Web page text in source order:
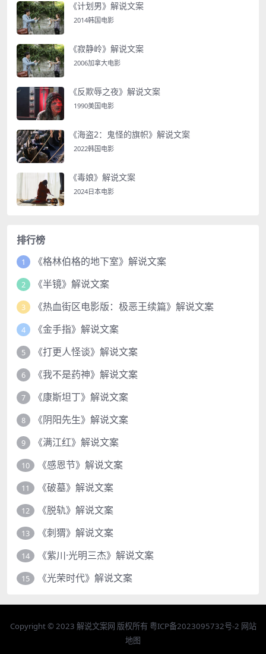
《计划男》解说文案
2014韩国电影
《寂静岭》解说文案
2006加拿大电影
《反欺辱之夜》解说文案
1990美国电影
《海盗2：鬼怪的旗帜》解说文案
2022韩国电影
《毒娘》解说文案
2024日本电影
排行榜
1 《格林伯格的地下室》解说文案
2 《半镜》解说文案
3 《热血街区电影版：极恶王续篇》解说文案
4 《金手指》解说文案
5 《打更人怪谈》解说文案
6 《我不是药神》解说文案
7 《康斯坦丁》解说文案
8 《阴阳先生》解说文案
9 《满江红》解说文案
10 《感恩节》解说文案
11 《破墓》解说文案
12 《脱轨》解说文案
13 《刺猬》解说文案
14 《紫川·光明三杰》解说文案
15 《光荣时代》解说文案
Copyright © 2023 解说文案网 版权所有 粤ICP备2023095732号-2 网站
地图